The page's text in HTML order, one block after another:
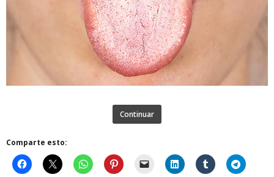
Continuar
Comparte esto: